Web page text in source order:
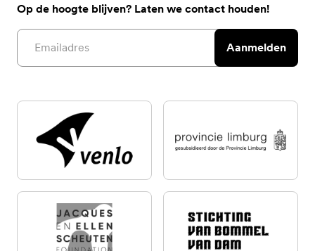
Op de hoogte blijven? Laten we contact houden!
Email address
Aanmelden